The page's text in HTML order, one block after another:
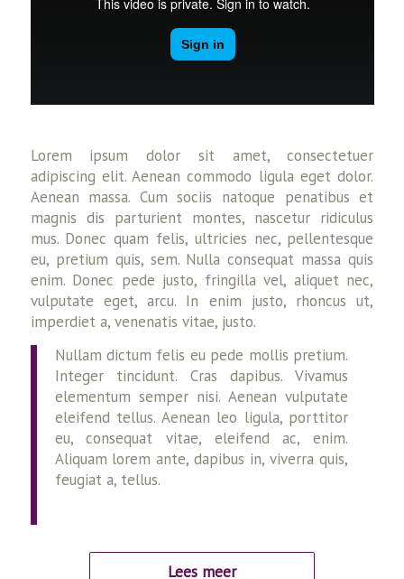
Lorem ipsum dolor sit amet, consectetuer
adipiscing elit. Aenean commodo ligula eget dolor.
Aenean massa. Cum sociis natoque penatibus et
magnis dis parturient montes, nascetur ridiculus
mus. Donec quam felis, ultricies nec, pellentesque
eu, pretium quis, sem. Nulla consequat massa quis
enim. Donec pede justo, fringilla vel, aliquet nec,
vulputate eget, arcu. In enim justo, rhoncus ut,
imperdiet a, venenatis vitae, justo.
Nullam dictum felis eu pede mollis pretium.
Integer tincidunt. Cras dapibus. Vivamus
elementum semper nisi. Aenean vulputate
eleifend tellus. Aenean leo ligula, porttitor
eu, consequat vitae, eleifend ac, enim.
Aliquam lorem ante, dapibus in, viverra quis,
feugiat a, tellus.
Lees meer